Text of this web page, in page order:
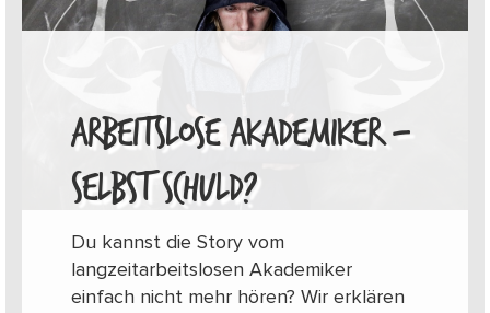
ARBEITSLOSE AKADEMIKER –
SELBST SCHULD?
Du kannst die Story vom
langzeitarbeitslosen Akademiker
einfach nicht mehr hören? Wir erklären